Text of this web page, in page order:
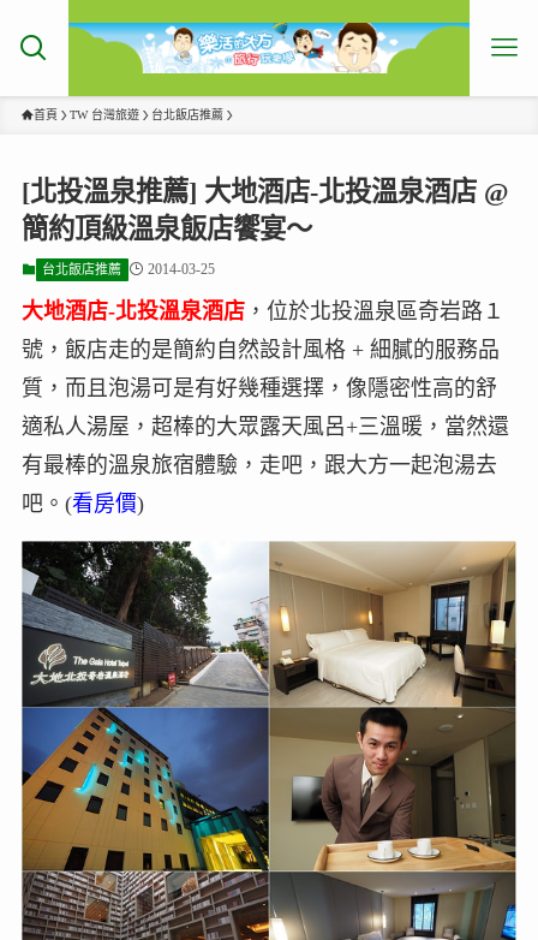
首頁 TW 台灣旅遊 台北飯店推薦
[北投溫泉推薦] 大地酒店-北投溫泉酒店 @
簡約頂級溫泉飯店饗宴～
台北飯店推薦 2014-03-25
大地酒店-北投溫泉酒店，位於北投溫泉區奇岩路１
號，飯店走的是簡約自然設計風格 + 細膩的服務品
質，而且泡湯可是有好幾種選擇，像隱密性高的舒
適私人湯屋，超棒的大眾露天風呂+三溫暖，當然還
有最棒的溫泉旅宿體驗，走吧，跟大方一起泡湯去
吧。(看房價)